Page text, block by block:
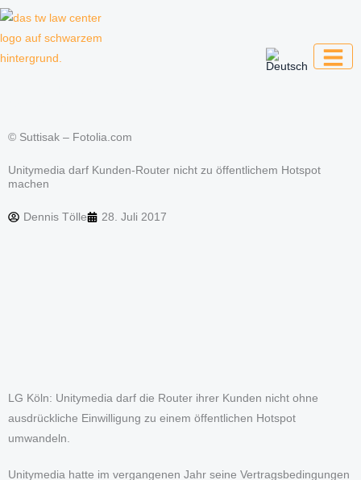
Zum
© Suttisak – Fotolia.com
Unitymedia darf Kunden-Router nicht zu öffentlichem Hotspot
machen
Dennis Tölle 28. Juli 2017
LG Köln: Unitymedia darf die Router ihrer Kunden nicht ohne
ausdrückliche Einwilligung zu einem öffentlichen Hotspot
umwandeln.
Unitymedia hatte im vergangenen Jahr seine Vertragsbedingungen